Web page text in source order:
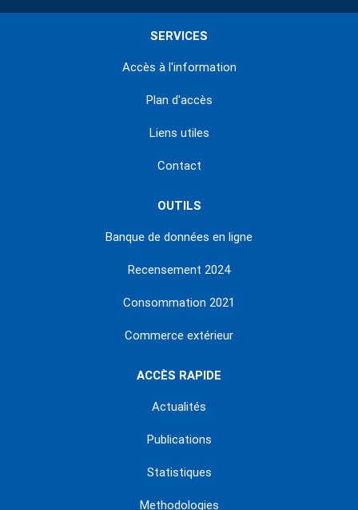
SERVICES
Accès à l'information
Plan d'accès
Liens utiles
Contact
OUTILS
Banque de données en ligne
Recensement 2024
Consommation 2021
Commerce extérieur
ACCÈS RAPIDE
Actualités
Publications
Statistiques
Methodologies